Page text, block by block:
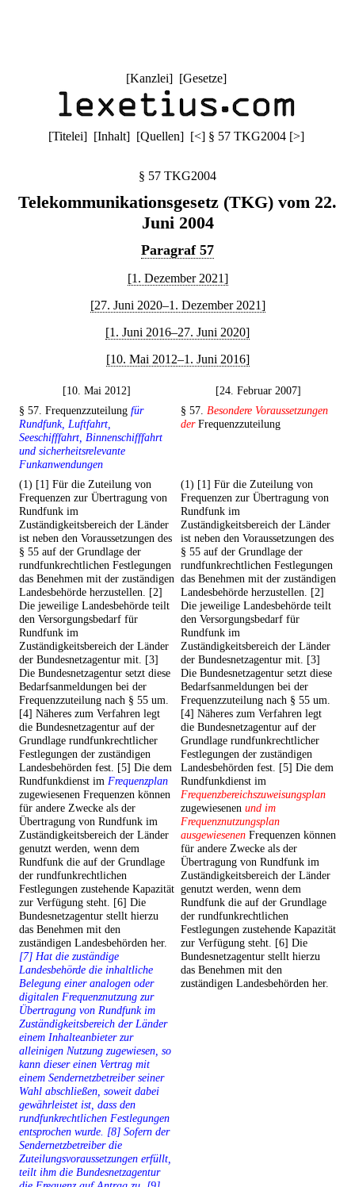
[Kanzlei] [Gesetze]
[Titelei] [Inhalt] [Quellen] [<] § 57 TKG2004 [>]
§ 57 TKG2004
Telekommunikationsgesetz (TKG) vom 22.
Juni 2004
Paragraf 57
[1. Dezember 2021]
[27. Juni 2020–1. Dezember 2021]
[1. Juni 2016–27. Juni 2020]
[10. Mai 2012–1. Juni 2016]
[10. Mai 2012]
[24. Februar 2007]
§ 57. Frequenzzuteilung für
Rundfunk, Luftfahrt,
Seeschifffahrt, Binnenschifffahrt
und sicherheitsrelevante
Funkanwendungen
§ 57. Besondere Voraussetzungen
derFrequenzzuteilung
(1) [1] Für die Zuteilung von
Frequenzen zur Übertragung von
Rundfunk im
Zuständigkeitsbereich der Länder
ist neben den Voraussetzungen des
§ 55 auf der Grundlage der
rundfunkrechtlichen Festlegungen
das Benehmen mit der zuständigen
Landesbehörde herzustellen. [2]
Die jeweilige Landesbehörde teilt
den Versorgungsbedarf für
Rundfunk im
Zuständigkeitsbereich der Länder
der Bundesnetzagentur mit. [3]
Die Bundesnetzagentur setzt diese
Bedarfsanmeldungen bei der
Frequenzzuteilung nach § 55 um.
[4] Näheres zum Verfahren legt
die Bundesnetzagentur auf der
Grundlage rundfunkrechtlicher
Festlegungen der zuständigen
Landesbehörden fest. [5] Die dem
Rundfunkdienst im Frequenzplan
zugewiesenen Frequenzen können
für andere Zwecke als der
Übertragung von Rundfunk im
Zuständigkeitsbereich der Länder
genutzt werden, wenn dem
Rundfunk die auf der Grundlage
der rundfunkrechtlichen
Festlegungen zustehende Kapazität
zur Verfügung steht. [6] Die
Bundesnetzagentur stellt hierzu
das Benehmen mit den
zuständigen Landesbehörden her.
[7] Hat die zuständige
Landesbehörde die inhaltliche
Belegung einer analogen oder
digitalen Frequenznutzung zur
Übertragung von Rundfunk im
Zuständigkeitsbereich der Länder
einem Inhalteanbieter zur
alleinigen Nutzung zugewiesen, so
kann dieser einen Vertrag mit
einem Sendernetzbetreiber seiner
Wahl abschließen, soweit dabei
gewährleistet ist, dass den
rundfunkrechtlichen Festlegungen
entsprochen wurde. [8] Sofern der
Sendernetzbetreiber die
Zuteilungsvoraussetzungen erfüllt,
teilt ihm die Bundesnetzagentur
(1) [1] Für die Zuteilung von
Frequenzen zur Übertragung von
Rundfunk im
Zuständigkeitsbereich der Länder
ist neben den Voraussetzungen des
§ 55 auf der Grundlage der
rundfunkrechtlichen Festlegungen
das Benehmen mit der zuständigen
Landesbehörde herzustellen. [2]
Die jeweilige Landesbehörde teilt
den Versorgungsbedarf für
Rundfunk im
Zuständigkeitsbereich der Länder
der Bundesnetzagentur mit. [3]
Die Bundesnetzagentur setzt diese
Bedarfsanmeldungen bei der
Frequenzzuteilung nach § 55 um.
[4] Näheres zum Verfahren legt
die Bundesnetzagentur auf der
Grundlage rundfunkrechtlicher
Festlegungen der zuständigen
Landesbehörden fest. [5] Die dem
Rundfunkdienst im
Frequenzbereichszuweisungsplan
zugewiesenen und im
Frequenznutzungsplan
ausgewiesenen Frequenzen können
für andere Zwecke als der
Übertragung von Rundfunk im
Zuständigkeitsbereich der Länder
genutzt werden, wenn dem
Rundfunk die auf der Grundlage
der rundfunkrechtlichen
Festlegungen zustehende Kapazität
zur Verfügung steht. [6] Die
Bundesnetzagentur stellt hierzu
das Benehmen mit den
zuständigen Landesbehörden her.